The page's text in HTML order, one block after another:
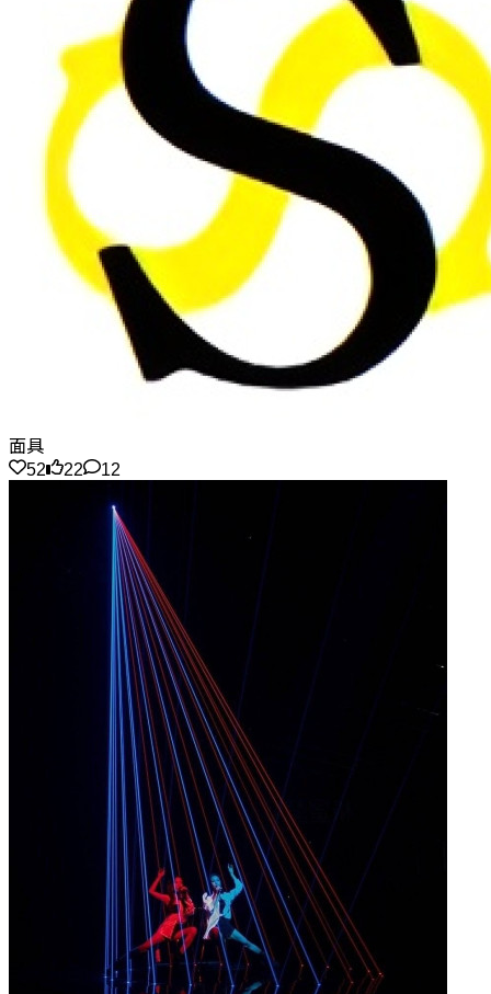
面具
52
22 12